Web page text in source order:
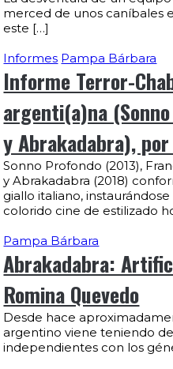
merced de unos caníbales
este […]
Informes Pampa Bárbara
Informe Terror-
argenti(a)na
y Abrakadabra),
Sonno Profondo (2013),
y Abrakadabra (2018)
giallo italiano,
colorido cine de estilizado
Pampa Bárbara
Abrakadabra:
Romina Quevedo
Desde hace
argentino viene teniendo
independientes con los